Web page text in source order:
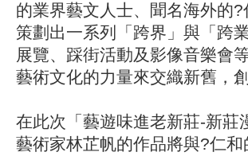
的業界藝文人士、聞名海外的
策劃出一系列「跨界」與「跨
展覽、踩街活動及影像音樂會
藝術文化的力量來交織新舊，
在此次「藝遊味進老新莊-新莊
藝術家林芷帆的作品將與?仁